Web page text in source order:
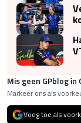
Mis geen GPblog in
Markeer ons als
Voeg toe als